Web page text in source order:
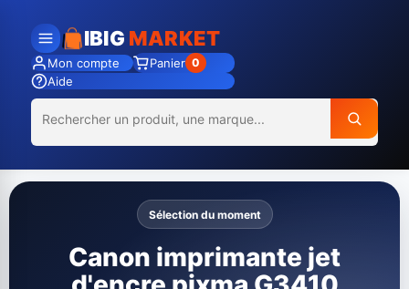
IBIG MARKET
Mon compte Panier 0
Aide
Sélection du moment
Canon imprimante jet